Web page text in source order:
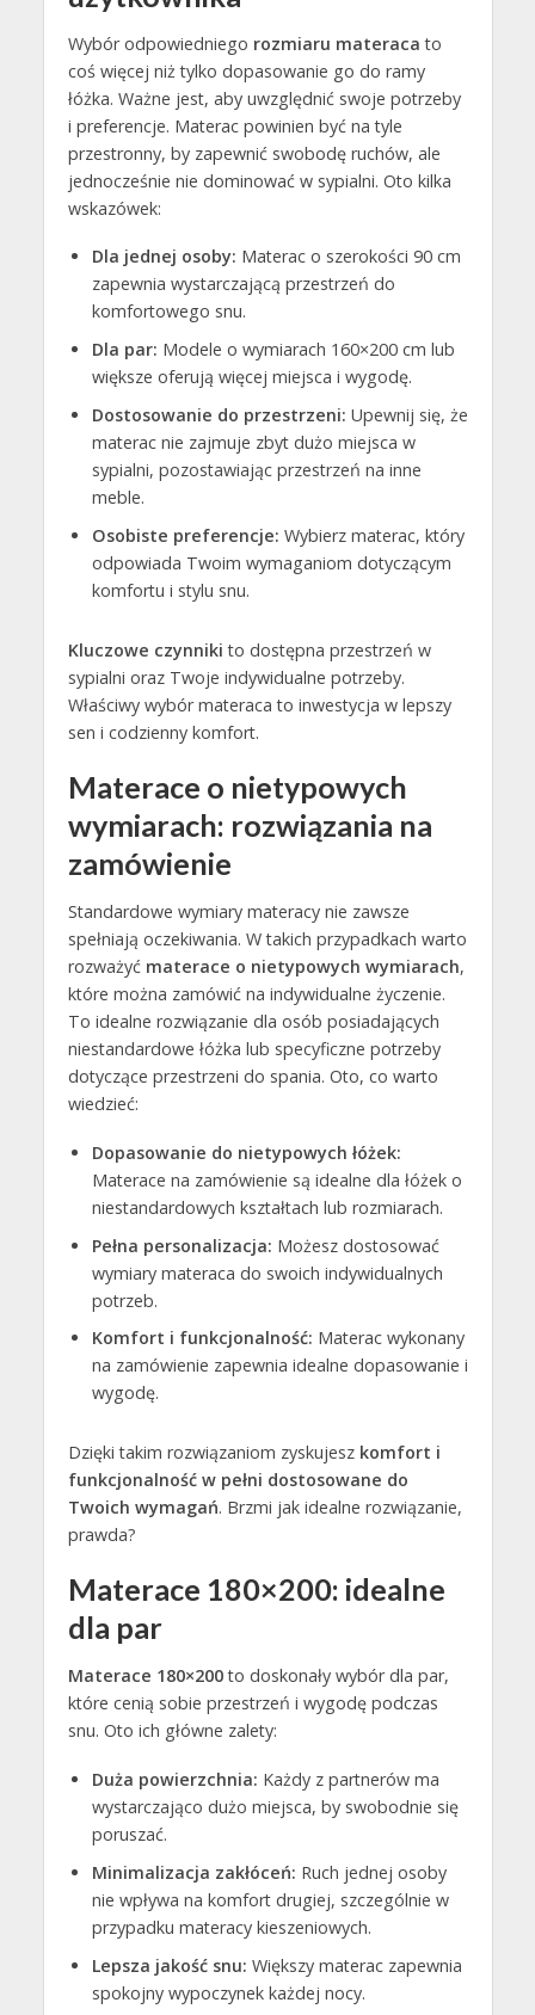
Wybór odpowiedniego rozmiaru materaca to
coś więcej niż tylko dopasowanie go do ramy
łóżka. Ważne jest, aby uwzględnić swoje potrzeby
i preferencje. Materac powinien być na tyle
przestronny, by zapewnić swobodę ruchów, ale
jednocześnie nie dominować w sypialni. Oto kilka
wskazówek:
Dla jednej osoby: Materac o szerokości 90 cm
zapewnia wystarczającą przestrzeń do
komfortowego snu.
Dla par: Modele o wymiarach 160×200 cm lub
większe oferują więcej miejsca i wygodę.
Dostosowanie do przestrzeni: Upewnij się, że
materac nie zajmuje zbyt dużo miejsca w
sypialni, pozostawiając przestrzeń na inne
meble.
Osobiste preferencje: Wybierz materac, który
odpowiada Twoim wymaganiom dotyczącym
komfortu i stylu snu.
Kluczowe czynniki to dostępna przestrzeń w
sypialni oraz Twoje indywidualne potrzeby.
Właściwy wybór materaca to inwestycja w lepszy
sen i codzienny komfort.
Materace o nietypowych
wymiarach: rozwiązania na
zamówienie
Standardowe wymiary materacy nie zawsze
spełniają oczekiwania. W takich przypadkach warto
rozważyć materace o nietypowych wymiarach,
które można zamówić na indywidualne życzenie.
To idealne rozwiązanie dla osób posiadających
niestandardowe łóżka lub specyficzne potrzeby
dotyczące przestrzeni do spania. Oto, co warto
wiedzieć:
Dopasowanie do nietypowych łóżek:
Materace na zamówienie są idealne dla łóżek o
niestandardowych kształtach lub rozmiarach.
Pełna personalizacja: Możesz dostosować
wymiary materaca do swoich indywidualnych
potrzeb.
Komfort i funkcjonalność: Materac wykonany
na zamówienie zapewnia idealne dopasowanie i
wygodę.
Dzięki takim rozwiązaniom zyskujesz komfort i
funkcjonalność w pełni dostosowane do
Twoich wymagań. Brzmi jak idealne rozwiązanie,
prawda?
Materace 180×200: idealne
dla par
Materace 180×200to doskonały wybór dla par,
które cenią sobie przestrzeń i wygodę podczas
snu. Oto ich główne zalety:
Duża powierzchnia: Każdy z partnerów ma
wystarczająco dużo miejsca, by swobodnie się
poruszać.
Minimalizacja zakłóceń: Ruch jednej osoby
nie wpływa na komfort drugiej, szczególnie w
przypadku materacy kieszeniowych.
Lepsza jakość snu: Większy materac zapewnia
spokojny wypoczynek każdej nocy.